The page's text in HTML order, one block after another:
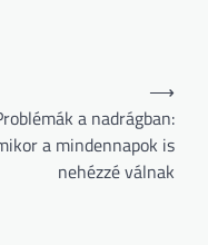
a nadrágban:
a mindennapok is
nehézzé válnak
⟶